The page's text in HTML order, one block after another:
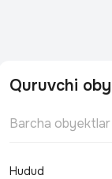
Quruvchi
Barcha obyektlar
Hudud